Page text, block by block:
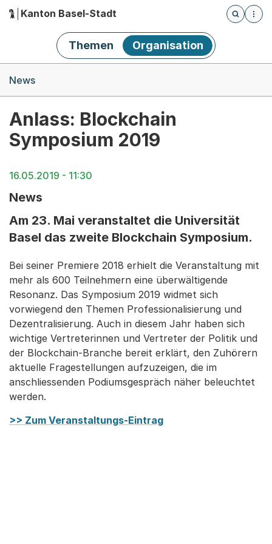
Hauptnavigation
Kanton Basel-Stadt
Öffnet
Themen Organisation
News
Anlass: Blockchain
Symposium 2019
16.05.2019 - 11:30
News
Am 23. Mai veranstaltet die Universität
Basel das zweite Blockchain Symposium.
Bei seiner Premiere 2018 erhielt die Veranstaltung mit
mehr als 600 Teilnehmern eine überwältigende
Resonanz. Das Symposium 2019 widmet sich
vorwiegend den Themen Professionalisierung und
Dezentralisierung. Auch in diesem Jahr haben sich
wichtige Vertreterinnen und Vertreter der Politik und
der Blockchain-Branche bereit erklärt, den Zuhörern
aktuelle Fragestellungen aufzuzeigen, die im
anschliessenden Podiumsgespräch näher beleuchtet
werden.
>> Zum Veranstaltungs-Eintrag